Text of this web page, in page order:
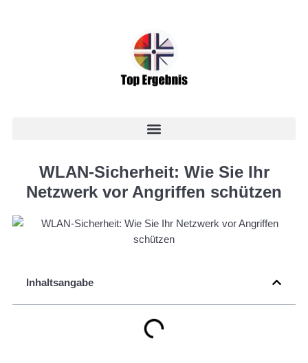
WLAN-Sicherheit: Wie Sie Ihr
Netzwerk vor Angriffen schützen
Inhaltsangabe